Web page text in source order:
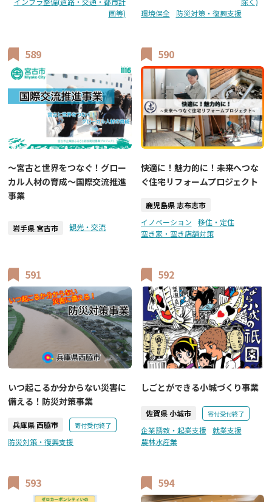
画等)
環境保全
防災対策・復興支援
589
～宮古と世界をつなぐ！グロー
カル人材の育成～国際交流推進
事業
岩手県 宮古市 観光・交流
590
快適に！魅力的に！未来へつな
ぐ住宅リフォームプロジェクト
鹿児島県 志布志市
イノベーション
移住・定住
空き家・空き店舗対策
591
いつ起こるか分からない災害に
備える！防災対策事業
兵庫県 西脇市 寄付受付終了
防災対策・復興支援
592
しごとができる小城づくり事業
佐賀県 小城市 寄付受付終了
企業誘致・起業支援
就業支援
農林水産業
593 594